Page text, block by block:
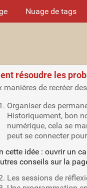
Nuage de tags
résoudre les
manières de recréer
Organiser des
Historiquement, bon
numérique, cela se
peut se connecter
cette idée : ouvrir un
conseils sur la
Les sessions de